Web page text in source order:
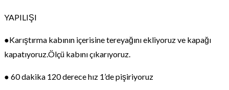
YAPILIŞI
●Karıştırma kabının içerisine tereyağını ekliyoruz ve kapağı
kapatıyoruz.Ölçü kabını çıkarıyoruz.
● 60 dakika 120 derece hız 1’de pişiriyoruz